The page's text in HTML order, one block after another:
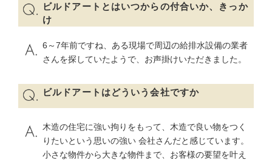
ビルドアートとはいつからの付合いか、きっか
け
6～7年前ですね、ある現場で周辺の給排水設備の業者
さんを探していたようで、お声掛けいただきました。
ビルドアートはどういう会社ですか
木造の住宅に強い拘りをもって、木造で良い物をつく
りたいという思いの強い 会社さんだと感じています。
小さな物件から大きな物件まで、お客様の要望を叶え